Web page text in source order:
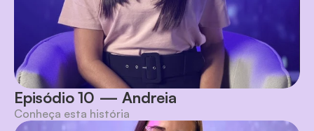
Episódio 10 — Andreia
Conheça esta história